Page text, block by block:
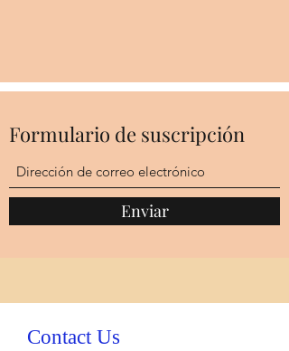
Formulario de suscripción
Enviar
Contact Us